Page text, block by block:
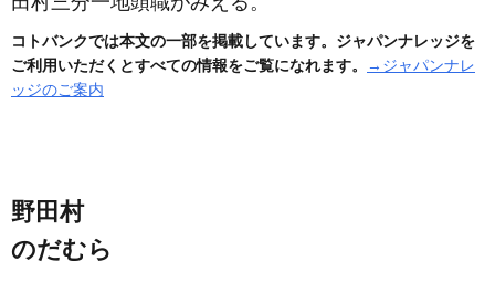
コトバンクでは本文の一部を掲載しています。ジャパンナレッジを
ご利用いただくとすべての情報をご覧になれます。
→ジャパンナレ
ッジのご案内
野田村
のだむら